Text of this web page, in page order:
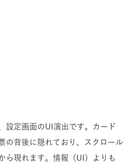
設定画面のUI演出です。カード
の背後に隠れており、スクロール
ら現れます。情報（UI）よりも